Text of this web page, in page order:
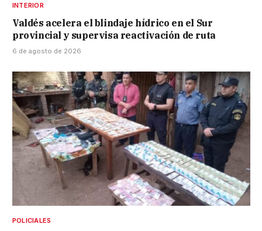
INTERIOR
Valdés acelera el blindaje hídrico en el Sur
provincial y supervisa reactivación de ruta
6 de agosto de 2026
POLICIALES